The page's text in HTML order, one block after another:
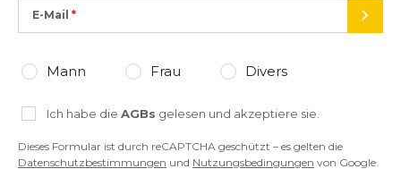
E-Mail
Mann Frau Divers
Ich habe die AGBs gelesen und akzeptiere sie.
Dieses Formular ist durch reCAPTCHA geschützt – es gelten die
Datenschutzbestimmungen und Nutzungsbedingungen von Google.